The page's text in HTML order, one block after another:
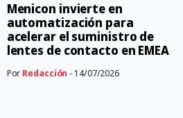
Menicon invierte en
automatización para
acelerar el suministro de
lentes de contacto en EMEA
Por Redacción - 14/07/2026